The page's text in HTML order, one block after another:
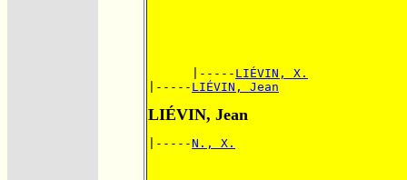
      |-----
LIÉVIN, X.
|----- LIÉVIN, Jean
LIÉVIN, Jean
|-----N., X.